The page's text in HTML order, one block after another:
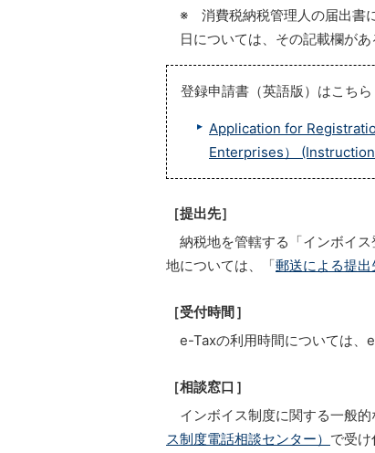
※ 消費税納税管理人の届出書
日については、その記載欄が
登録申請書（英語版）はこち
Application for
Enterprises）
［提出先］
納税地を管轄する「インボイ
地については、「郵送による提
［受付時間］
e-Taxの利用時間については、
［相談窓口］
インボイス制度に関する一般的
ス制度電話相談センター） で受け